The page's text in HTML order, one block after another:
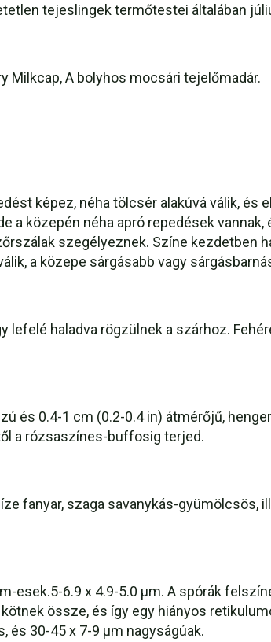
tejeslingek termőtestei általában
Milkcap, A bolyhos mocsári tejelőmadár.
képez, néha tölcsér alakúvá válik, és
a közepén néha apró repedések
szegélyeznek. Színe kezdetben
a közepe sárgásabb vagy
lefelé haladva rögzülnek a szárhoz.
és 0.4-1 cm (0.2-0.4 in) átmérőjű,
a rózsaszínes-buffosig terjed.
fanyar, szaga savanykás-gyümölcsös,
esek.5-6.9 x 4.9-5.0 µm. A spórák
össze, és így egy hiányos
és 30-45 x 7-9 µm nagyságúak.